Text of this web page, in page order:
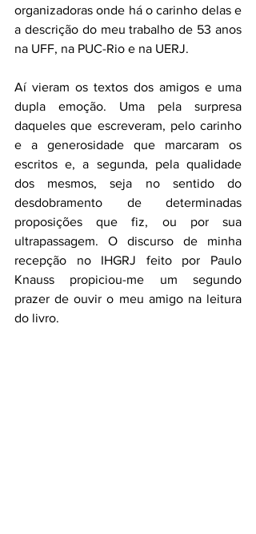
organizadoras onde há o carinho delas e
a descrição do meu trabalho de 53 anos
na UFF, na PUC-Rio e na UERJ.
Aí vieram os textos dos amigos e uma
dupla emoção. Uma pela surpresa
daqueles que escreveram, pelo carinho
e a generosidade que marcaram os
escritos e, a segunda, pela qualidade
dos mesmos, seja no sentido do
desdobramento de determinadas
proposições que fiz, ou por sua
ultrapassagem. O discurso de minha
recepção no IHGRJ feito por Paulo
Knauss propiciou-me um segundo
prazer de ouvir o meu amigo na leitura
do livro.